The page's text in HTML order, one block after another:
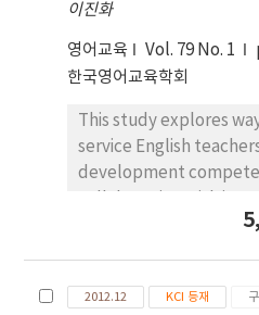
째, 교육 의미는 결과 중심
축적되는 과정 중심으로 전
식 변화는 수업 운영과 평
이 교수자가 교육의 목적,
로 재해석하게 만드는 경
함을 보여 준다. 또한 성인
의미 구성 과정이 관계적
이진화
영어교육 Vol. 79 No. 1
한국영어교육학회
This study explores
service English
development
end, a course was
curriculum
2012.12 KCI 등재